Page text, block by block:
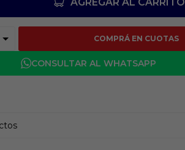
COMPRÁ EN CUOTAS
CONSULTAR AL WHATSAPP